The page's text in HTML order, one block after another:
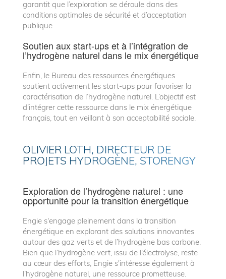
garantit que l’exploration se déroule dans des
conditions optimales de sécurité et d’acceptation
publique.
Soutien aux start-ups et à l’intégration de
l’hydrogène naturel dans le mix énergétique
Enfin, le Bureau des ressources énergétiques
soutient activement les start-ups pour favoriser la
caractérisation de l’hydrogène naturel. L’objectif est
d’intégrer cette ressource dans le mix énergétique
français, tout en veillant à son acceptabilité sociale.
OLIVIER LOTH, DIRECTEUR DE
PROJETS HYDROGÈNE, STORENGY
Exploration de l’hydrogène naturel : une
opportunité pour la transition énergétique
Engie s'engage pleinement dans la transition
énergétique en explorant des solutions innovantes
autour des gaz verts et de l’hydrogène bas carbone.
Bien que l’hydrogène vert, issu de l’électrolyse, reste
au cœur des efforts, Engie s'intéresse également à
l’hydrogène naturel, une ressource prometteuse.